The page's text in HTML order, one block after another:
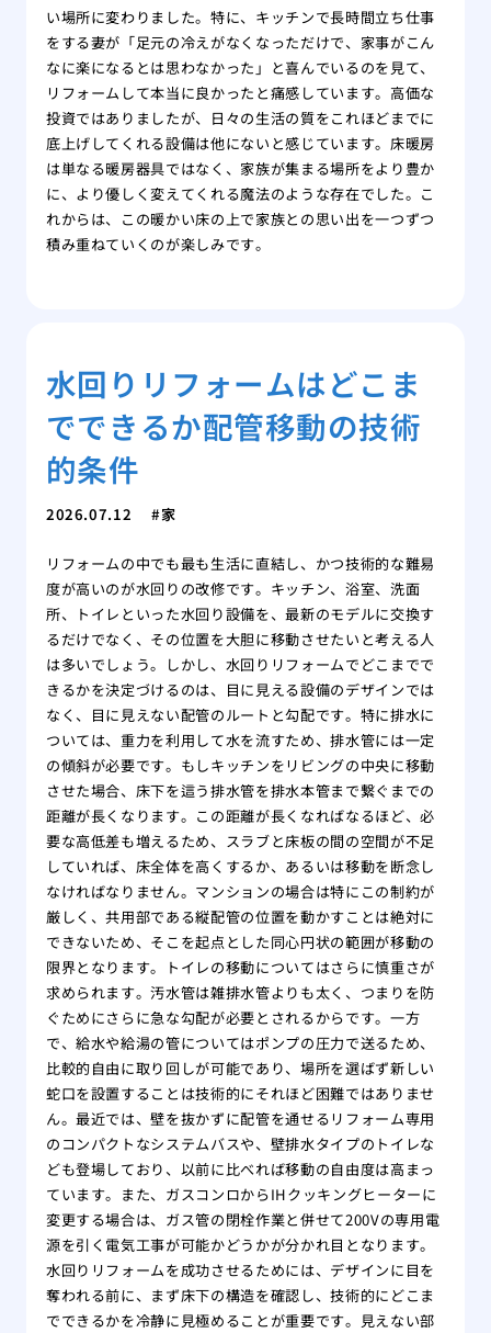
い場所に変わりました。特に、キッチンで長時間立ち仕事
をする妻が「足元の冷えがなくなっただけで、家事がこん
なに楽になるとは思わなかった」と喜んでいるのを見て、
リフォームして本当に良かったと痛感しています。高価な
投資ではありましたが、日々の生活の質をこれほどまでに
底上げしてくれる設備は他にないと感じています。床暖房
は単なる暖房器具ではなく、家族が集まる場所をより豊か
に、より優しく変えてくれる魔法のような存在でした。こ
れからは、この暖かい床の上で家族との思い出を一つずつ
積み重ねていくのが楽しみです。
水回りリフォームはどこま
でできるか配管移動の技術
的条件
2026.07.12 家
リフォームの中でも最も生活に直結し、かつ技術的な難易
度が高いのが水回りの改修です。キッチン、浴室、洗面
所、トイレといった水回り設備を、最新のモデルに交換す
るだけでなく、その位置を大胆に移動させたいと考える人
は多いでしょう。しかし、水回りリフォームでどこまでで
きるかを決定づけるのは、目に見える設備のデザインでは
なく、目に見えない配管のルートと勾配です。特に排水に
ついては、重力を利用して水を流すため、排水管には一定
の傾斜が必要です。もしキッチンをリビングの中央に移動
させた場合、床下を這う排水管を排水本管まで繋ぐまでの
距離が長くなります。この距離が長くなればなるほど、必
要な高低差も増えるため、スラブと床板の間の空間が不足
していれば、床全体を高くするか、あるいは移動を断念し
なければなりません。マンションの場合は特にこの制約が
厳しく、共用部である縦配管の位置を動かすことは絶対に
できないため、そこを起点とした同心円状の範囲が移動の
限界となります。トイレの移動についてはさらに慎重さが
求められます。汚水管は雑排水管よりも太く、つまりを防
ぐためにさらに急な勾配が必要とされるからです。一方
で、給水や給湯の管についてはポンプの圧力で送るため、
比較的自由に取り回しが可能であり、場所を選ばず新しい
蛇口を設置することは技術的にそれほど困難ではありませ
ん。最近では、壁を抜かずに配管を通せるリフォーム専用
のコンパクトなシステムバスや、壁排水タイプのトイレな
ども登場しており、以前に比べれば移動の自由度は高まっ
ています。また、ガスコンロからIHクッキングヒーターに
変更する場合は、ガス管の閉栓作業と併せて200Vの専用電
源を引く電気工事が可能かどうかが分かれ目となります。
水回りリフォームを成功させるためには、デザインに目を
奪われる前に、まず床下の構造を確認し、技術的にどこま
でできるかを冷静に見極めることが重要です。見えない部